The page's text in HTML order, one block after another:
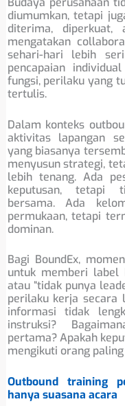
diumumkan, tetapi
diterima, diperkuat,
mengatakan
sehari-hari lebih
pencapaian
fungsi, perilaku yang
tertulis.
Dalam konteks
aktivitas lapangan
yang biasanya
menyusun strategi,
lebih tenang. Ada
keputusan, tetapi
bersama. Ada
permukaan, tetapi
dominan.
Bagi BoundEx,
untuk memberi label
atau “tidak punya
perilaku kerja secara
informasi tidak
instruksi?
pertama? Apakah
mengikuti orang
Outbound training
hanya suasana acara